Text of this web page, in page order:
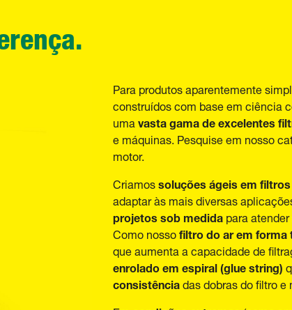
Para produtos aparentemente
construídos com base em ciência
umavasta gama de excelentes
e máquinas. Pesquise em nosso
motor.
Criamossoluções ágeis em
adaptar às mais diversas
projetos sob medidapara
Como nossofiltro do ar em
que aumenta a capacidade de
enrolado em espiral(glue string)
consistênciadas dobras do filtro